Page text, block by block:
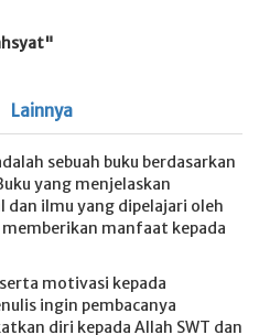
Lainnya
sebuah buku berdasarkan
yang menjelaskan
dan ilmu yang dipelajari oleh
manfaat kepada
motivasi kepada
ingin pembacanya
diri kepada Allah SWT dan